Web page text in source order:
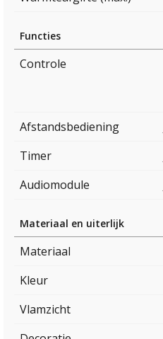
Functies
Controle
Afstandsbediening
Timer
Audiomodule
Materiaal en uiterlijk
Materiaal
Kleur
Vlamzicht